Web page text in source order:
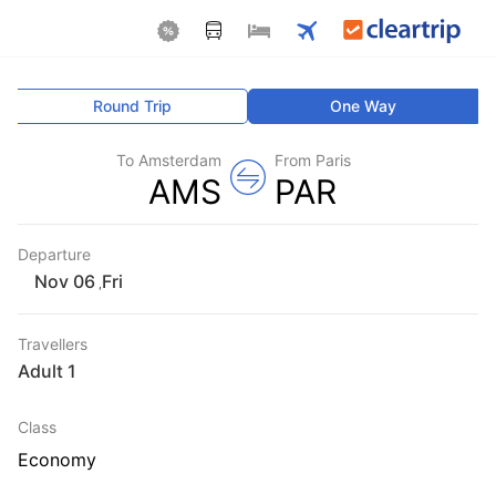
One Way
Round Trip
From Paris
PAR
To Amsterdam
AMS
Departure
Fri
Travellers
1 Adult
Class
Economy